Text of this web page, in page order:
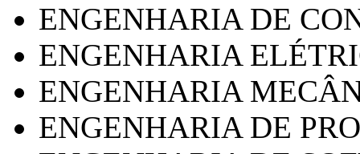
ENGENHARIA DE
ENGENHARIA
ENGENHARIA
ENGENHARIA DE